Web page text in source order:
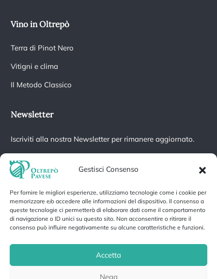
Gestisci Consenso
Per fornire le migliori esperienze, utilizziamo tecnologie come i cookie per
memorizzare e/o accedere alle informazioni del dispositivo. Il consenso a
queste tecnologie ci permetterà di elaborare dati come il comportamento
di navigazione o ID unici su questo sito. Non acconsentire o ritirare il
consenso può influire negativamente su alcune caratteristiche e funzioni.
Accetta
Nega
Vino in Oltrepò
Terra di Pinot Nero
Vitigni e clima
Il Metodo Classico
Newsletter
Iscriviti alla nostra Newsletter per rimanere aggiornato.
Iscrivendoti accetti la nostra Informativa sulla privacy
e fornisci il
consenso a ricevere aggiornamenti dalla nostra azienda.
Privacy Policy